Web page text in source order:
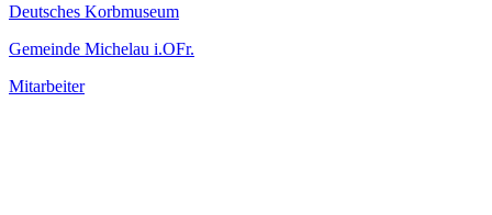
Deutsches Korbmuseum
Gemeinde Michelau i.OFr.
Mitarbeiter